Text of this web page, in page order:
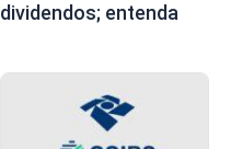
dividendos; entenda